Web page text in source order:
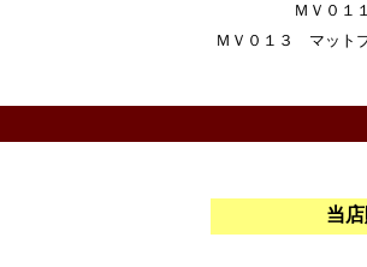
ＭＶ０１
ＭＶ０１３ マット
当